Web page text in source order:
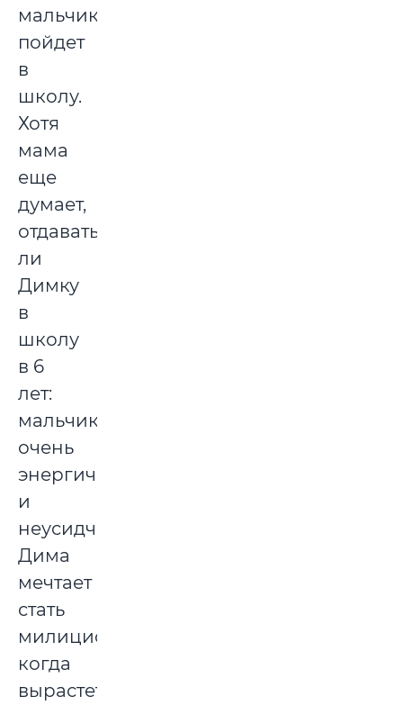
мальчик
пойдет
в
школу.
Хотя
мама
еще
думает,
отдавать
ли
Димку
в
школу
в 6
лет:
мальчик
очень
энергичный
и
неусидчивый.
Дима
мечтает
стать
милиционером,
когда
вырастет.